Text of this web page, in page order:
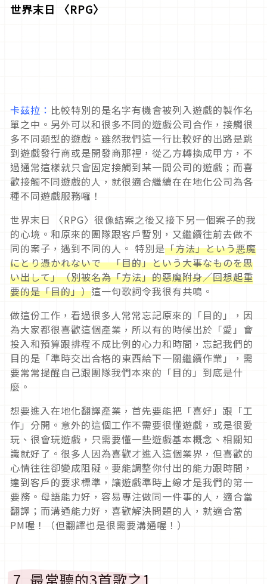
世界末日 〈RPG〉
卡茲拉： 比較特別的是名字有機會被列入遊戲的製作名
單之中。另外可以和很多不同的遊戲公司合作，接觸很
多不同類型的遊戲。雖然我們這一行比較好的出路是跳
到遊戲發行商或是開發商那裡，從乙方轉換成甲方，不
過通常這樣就只會固定接觸到某一間公司的遊戲；而喜
歡接觸不同遊戲的人，就很適合繼續在在地化公司為各
種不同遊戲服務囉！
世界末日 〈RPG〉很像結案之後又接下另一個案子的我
的心境。和原來的團隊跟客戶暫別，又繼續往前去做不
同的案子，遇到不同的人。 特別是「方法」という悪魔
にとり憑かれないで 「目的」という大事なものを思
い出して」（別被名為「方法」的惡魔附身／回想起重
要的是「目的」）這一句歌詞令我很有共鳴。
做這份工作，看過很多人常常忘記原來的「目的」，因
為大家都很喜歡這個產業，所以有的時候出於「愛」會
投入和預算跟排程不成比例的心力和時間，忘記我們的
目的是「準時交出合格的東西給下一關繼續作業」，需
要常常提醒自己跟團隊我們本來的「目的」到底是什
麼。
想要進入在地化翻譯產業，首先要能把「喜好」跟「工
作」分開。意外的這個工作不需要很懂遊戲，或是很愛
玩、很會玩遊戲，只需要懂一些遊戲基本概念、相關知
識就好了。很多人因為喜歡才進入這個業界，但喜歡的
心情往往卻變成阻礙。要能調整你付出的能力跟時間，
達到客戶的要求標準，讓遊戲準時上線才是我們的第一
要務。母語能力好，容易專注做同一件事的人，適合當
翻譯；而溝通能力好，喜歡解決問題的人，就適合當
PM喔！（但翻譯也是很需要溝通喔！）
7. 最常聽的3首歌之1